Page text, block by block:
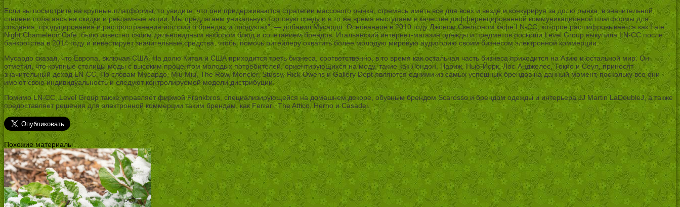
Если вы посмотрите на крупные платформы, то увидите, что они придерживаются стратегии массового рынка, стремясь иметь все для всех и везде и конкурируя за долю рынка, в значительной
степени полагаясь на скидки и рекламные акции. Мы предлагаем уникальную торговую среду и в то же время выступаем в качестве дифференцированной коммуникационной платформы для
создания, продуцирования и распространения историй о брендах и продуктах”, — добавил Мусардо. Основанное в 2010 году Джоном Скелтоном кафе LN-CC, которое расшифровывается как Late
Night Chameleon Cafe, было известно своим дальновидным выбором блюд и сочетанием брендов. Итальянский интернет-магазин одежды и предметов роскоши Level Group выкупила LN-CC после
банкротства в 2014 году и инвестирует значительные средства, чтобы помочь ритейлеру охватить более молодую мировую аудиторию своим бизнесом электронной коммерции.
Мусардо сказал, что Европа, включая США. На долю Китая и США приходится треть бизнеса, соответственно, в то время как остальная часть бизнеса приходится на Азию и остальной мир. Он
отметил, что крупные столицы моды с высоким процентом молодых потребителей, ориентирующихся на моду, такие как Лондон, Париж, Нью-Йорк, Лос-Анджелес, Токио и Сеул, приносят
значительный доход LN-CC. По словам Мусардо, Miu Miu, The Row, Moncler, Stussy, Rick Owens и Gallery Dept являются одними из самых успешных брендов на данный момент, поскольку все они
имеют свою индивидуальность и следуют контролируемой модели дистрибуции.
Помимо LN-CC, Level Group также управляет фирмой Frankbros, специализирующейся на домашнем декоре, обувным брендом Scarosso и брендом одежды и интерьера JJ Martin LaDoubleJ, а также
предоставляет решения для электронной коммерции таким брендам, как Ferrari, The Attico, Herno и Casadei.
Похожие материалы